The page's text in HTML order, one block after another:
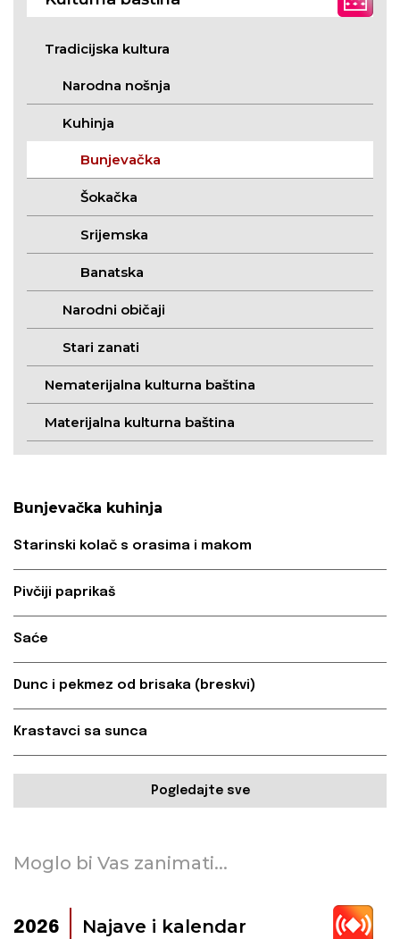
Tradicijska kultura
Narodna nošnja
Kuhinja
Bunjevačka
Šokačka
Srijemska
Banatska
Narodni običaji
Stari zanati
Nematerijalna kulturna baština
Materijalna kulturna baština
Bunjevačka kuhinja
Starinski kolač s orasima i makom
Pivčiji paprikaš
Saće
Dunc i pekmez od brisaka (breskvi)
Krastavci sa sunca
Pogledajte sve
Moglo bi Vas zanimati...
2026 Najave i kalendar